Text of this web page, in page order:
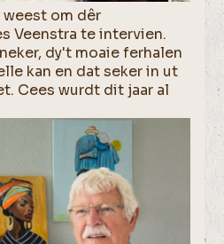
weest om dêr
Veenstra te intervien.
dy't moaie ferhalen
kan en dat seker in ut
Cees wurdt dit jaar al